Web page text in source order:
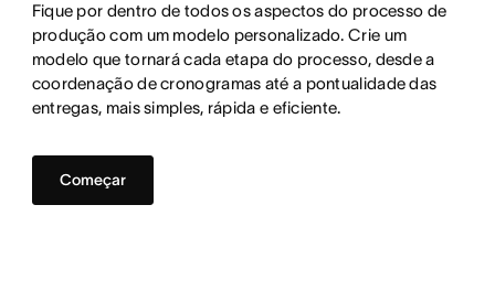
Fique por dentro de todos os aspectos do processo de
produção com um modelo personalizado. Crie um
modelo que tornará cada etapa do processo, desde a
coordenação de cronogramas até a pontualidade das
entregas, mais simples, rápida e eficiente.
Começar